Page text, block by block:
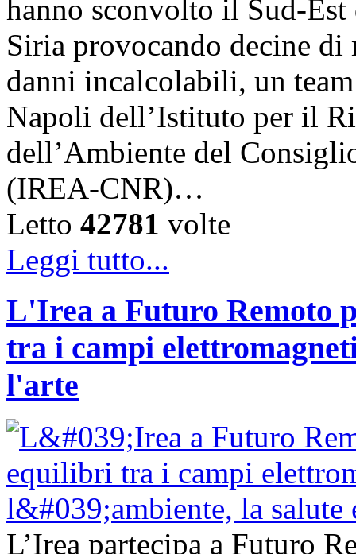
hanno sconvolto il Sud-
Siria provocando decine
danni incalcolabili, un
Napoli dell’Istituto per il
dell’Ambiente del
(IREA-CNR)…
Letto 42781 volte
Leggi tutto...
L'Irea a Futuro Remoto
tra i campi
l'arte
L’Irea partecipa a Futuro